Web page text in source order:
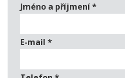
Jméno a příjmení*
E-mail *